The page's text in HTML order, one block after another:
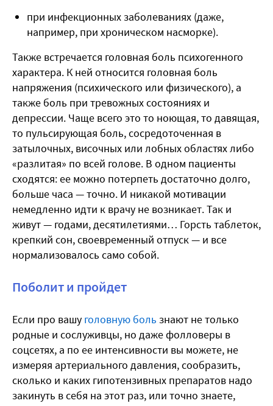
при инфекционных заболеваниях (даже,
например, при хроническом насморке).
Также встречается головная боль психогенного
характера. К ней относится головная боль
напряжения (психического или физического), а
также боль при тревожных состояниях и
депрессии. Чаще всего это то ноющая, то давящая,
то пульсирующая боль, сосредоточенная в
затылочных, височных или лобных областях либо
«разлитая» по всей голове. В одном пациенты
сходятся: ее можно потерпеть достаточно долго,
больше часа — точно. И никакой мотивации
немедленно идти к врачу не возникает. Так и
живут — годами, десятилетиями… Горсть таблеток,
крепкий сон, своевременный отпуск — и все
нормализовалось само собой.
Поболит и пройдет
Если про вашу головную боль знают не только
родные и сослуживцы, но даже фолловеры в
соцсетях, а по ее интенсивности вы можете, не
измеряя артериального давления, сообразить,
сколько и каких гипотензивных препаратов надо
закинуть в себя на этот раз, или точно знаете,